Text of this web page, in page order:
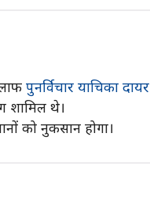
पुनर्विचार याचिका दायर
शामिल थे।
को नुकसान होगा।